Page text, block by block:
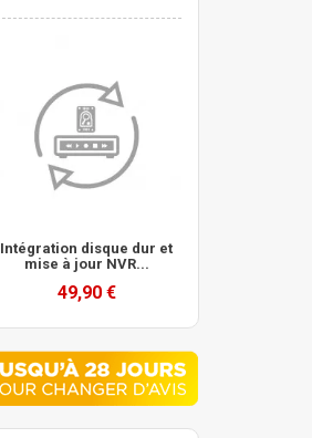
Intégration disque dur et
mise à jour NVR...
49,90 €